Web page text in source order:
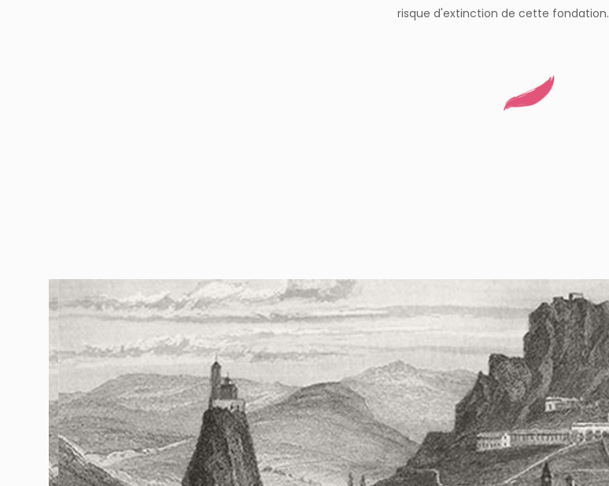
risque d'extinction de cette fondation.